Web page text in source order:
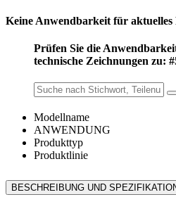
Keine Anwendbarkeit für
Prüfen Sie die
technische Zeichnungen zu:
Modellname
ANWENDUNG
Produkttyp
Produktlinie
BESCHREIBUNG UND